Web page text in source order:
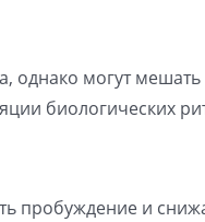
однако могут
биологических
пробуждение и